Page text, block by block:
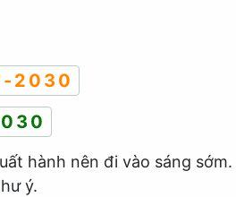
2030
hành nên đi vào sáng sớm.
ý.